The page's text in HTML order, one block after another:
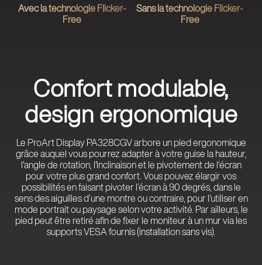
Avec la technologie Flicker-
Free
Sans la technologie Flicker-
Free
Confort modulable,
design ergonomique
Le ProArt Display PA328CGV arbore un pied ergonomique
grâce auquel vous pourrez adapter à votre guise la hauteur,
l'angle de rotation, l'inclinaison et le pivotement de l'écran
pour votre plus grand confort. Vous pouvez élargir vos
possibilités en faisant pivoter l’écran à 90 degrés, dans le
sens des aiguilles d’une montre ou contraire, pour l'utiliser en
mode portrait ou paysage selon votre activité. Par ailleurs, le
pied peut être retiré afin de fixer le moniteur à un mur via les
supports VESA fournis (installation sans vis).